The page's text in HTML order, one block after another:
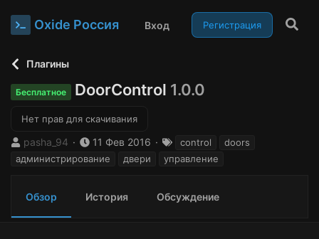
Oxide Россия Вход Регистрация
Плагины
Бесплатное DoorControl 1.0.0
Нет прав для скачивания
А
в
р
pasha_94
Д
а
с
11 Фев 2016
Т
е
control
doors
администрирование
двери управление
Обзор История Обсуждение